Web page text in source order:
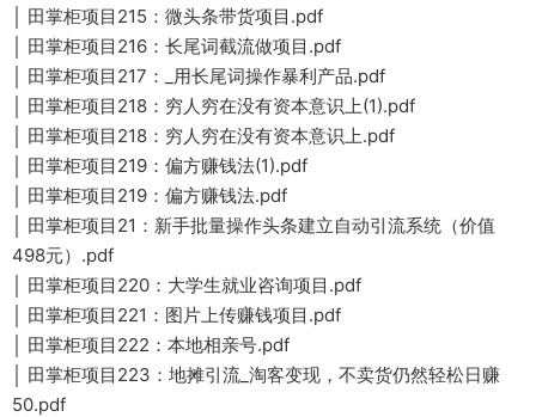
│ 田掌柜项目215：微头条带货项目.pdf
│ 田掌柜项目216：长尾词截流做项目.pdf
│ 田掌柜项目217：_用长尾词操作暴利产品.pdf
│ 田掌柜项目218：穷人穷在没有资本意识上(1).pdf
│ 田掌柜项目218：穷人穷在没有资本意识上.pdf
│ 田掌柜项目219：偏方赚钱法(1).pdf
│ 田掌柜项目219：偏方赚钱法.pdf
│ 田掌柜项目21：新手批量操作头条建立自动引流系统（价值
498元）.pdf
│ 田掌柜项目220：大学生就业咨询项目.pdf
│ 田掌柜项目221：图片上传赚钱项目.pdf
│ 田掌柜项目222：本地相亲号.pdf
│ 田掌柜项目223：地摊引流_淘客变现，不卖货仍然轻松日赚
50.pdf